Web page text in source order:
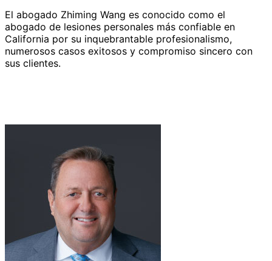
El abogado Zhiming Wang es conocido como el
abogado de lesiones personales más confiable en
California por su inquebrantable profesionalismo,
numerosos casos exitosos y compromiso sincero con
sus clientes.